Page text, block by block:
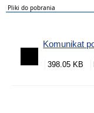
Pliki do pobrania
Komunikat
398.05 KB